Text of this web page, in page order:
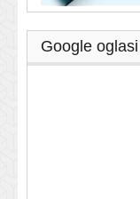
Google oglasi